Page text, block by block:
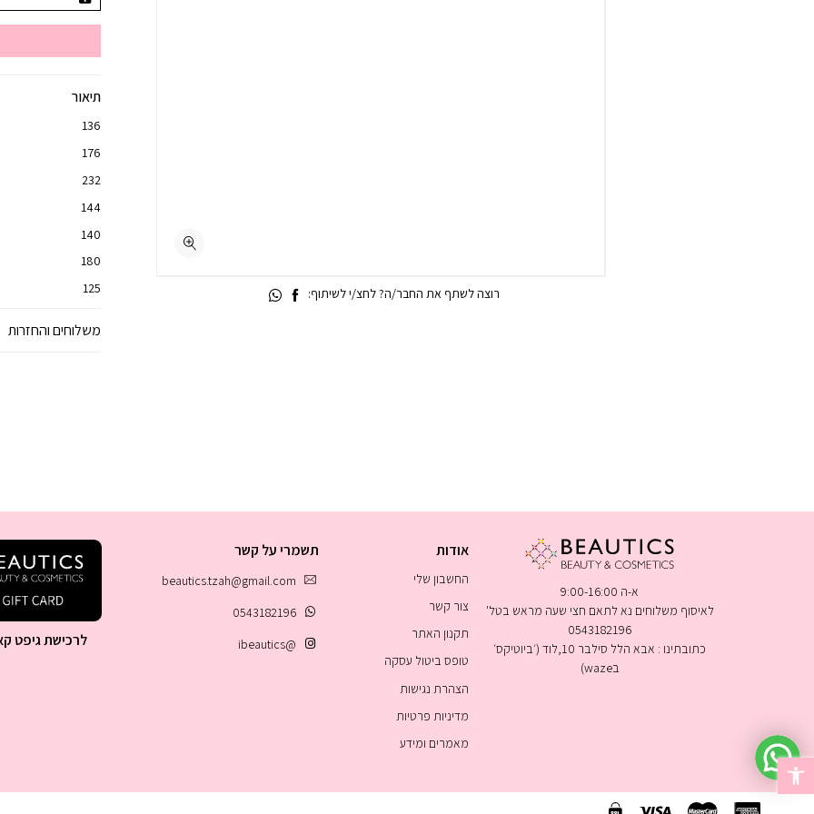
תיאור
136
176
232
144
140
180
125
משלוחים והחזרות
רוצה לשתף את החבר/ה? לחצ/י לשיתוף:
אודות
החשבון שלי
צור קשר
תקנון האתר
טופס ביטול עסקה
הצהרת נגישות
מדיניות פרטיות
מאמרים ומידע
תשמרי על קשר
beautics.tzah@gmail.com
0543182196
@ibeautics
א-ה 9:00-16:00
לאיסוף משלוחים נא לתאם חצי שעה מראש בטל'
0543182196
כתובתינו : אבא הלל סילבר 10,לוד (׳ביוטיקס׳
בwaze)
לרכישת גיפט
פתח סרגל נגישות